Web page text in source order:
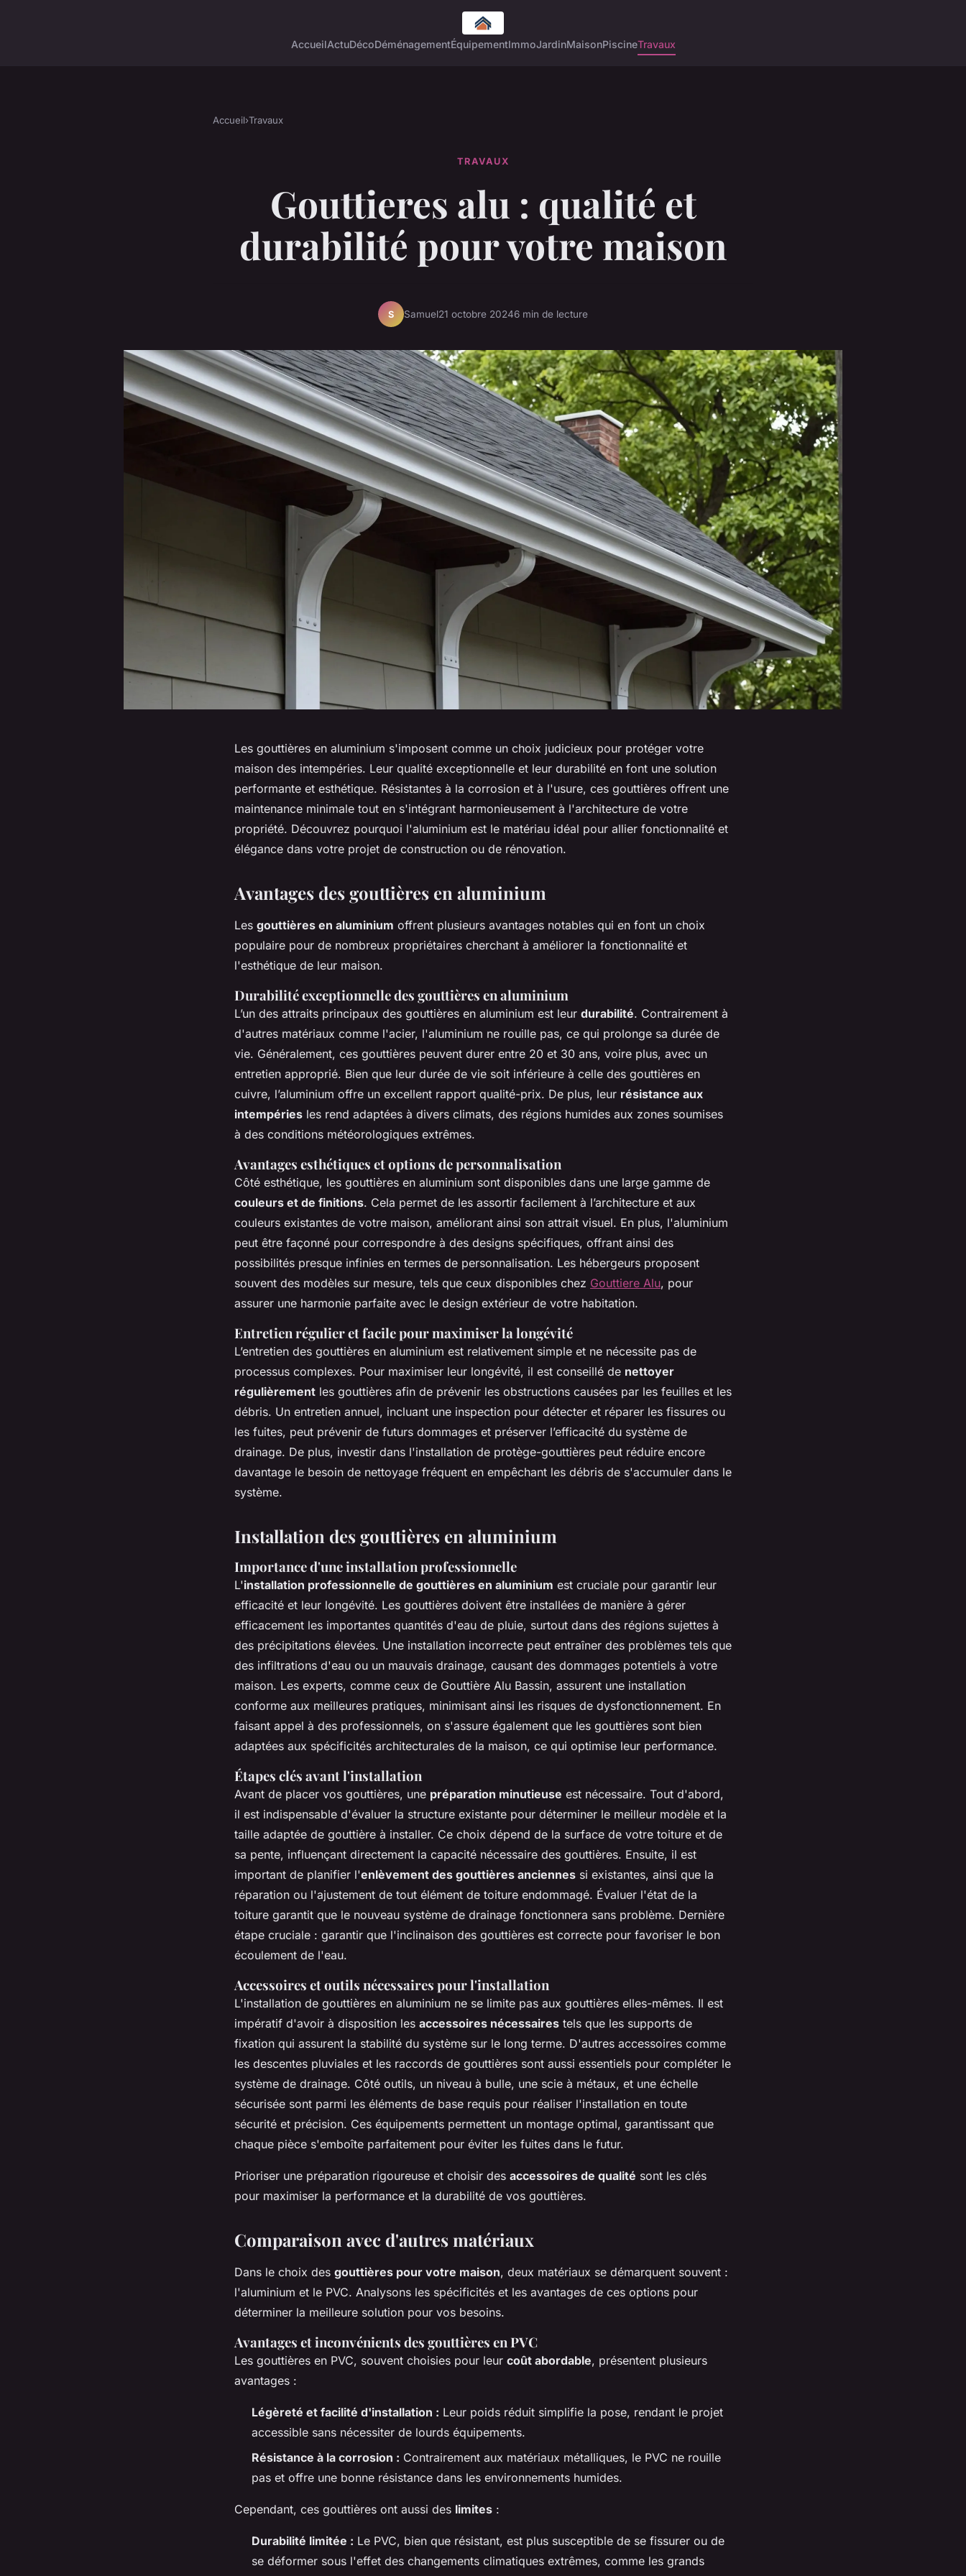
AccueilActuDécoDéménagementÉquipementImmoJardinMaisonPiscineTravaux
Accueil›Travaux
TRAVAUX
Gouttieres alu : qualité et
durabilité pour votre maison
S Samuel21 octobre 20246 min de lecture
Les gouttières en aluminium s'imposent comme un choix judicieux pour protéger votre
maison des intempéries. Leur qualité exceptionnelle et leur durabilité en font une solution
performante et esthétique. Résistantes à la corrosion et à l'usure, ces gouttières offrent une
maintenance minimale tout en s'intégrant harmonieusement à l'architecture de votre
propriété. Découvrez pourquoi l'aluminium est le matériau idéal pour allier fonctionnalité et
élégance dans votre projet de construction ou de rénovation.
Avantages des gouttières en aluminium
Les gouttières en aluminium offrent plusieurs avantages notables qui en font un choix
populaire pour de nombreux propriétaires cherchant à améliorer la fonctionnalité et
l'esthétique de leur maison.
Durabilité exceptionnelle des gouttières en aluminium
L’un des attraits principaux des gouttières en aluminium est leur durabilité. Contrairement à
d'autres matériaux comme l'acier, l'aluminium ne rouille pas, ce qui prolonge sa durée de
vie. Généralement, ces gouttières peuvent durer entre 20 et 30 ans, voire plus, avec un
entretien approprié. Bien que leur durée de vie soit inférieure à celle des gouttières en
cuivre, l’aluminium offre un excellent rapport qualité-prix. De plus, leur résistance aux
intempéries les rend adaptées à divers climats, des régions humides aux zones soumises
à des conditions météorologiques extrêmes.
Avantages esthétiques et options de personnalisation
Côté esthétique, les gouttières en aluminium sont disponibles dans une large gamme de
couleurs et de finitions. Cela permet de les assortir facilement à l’architecture et aux
couleurs existantes de votre maison, améliorant ainsi son attrait visuel. En plus, l'aluminium
peut être façonné pour correspondre à des designs spécifiques, offrant ainsi des
possibilités presque infinies en termes de personnalisation. Les hébergeurs proposent
souvent des modèles sur mesure, tels que ceux disponibles chez Gouttiere Alu, pour
assurer une harmonie parfaite avec le design extérieur de votre habitation.
Entretien régulier et facile pour maximiser la longévité
L’entretien des gouttières en aluminium est relativement simple et ne nécessite pas de
processus complexes. Pour maximiser leur longévité, il est conseillé de nettoyer
régulièrement les gouttières afin de prévenir les obstructions causées par les feuilles et les
débris. Un entretien annuel, incluant une inspection pour détecter et réparer les fissures ou
les fuites, peut prévenir de futurs dommages et préserver l’efficacité du système de
drainage. De plus, investir dans l'installation de protège-gouttières peut réduire encore
davantage le besoin de nettoyage fréquent en empêchant les débris de s'accumuler dans le
système.
Installation des gouttières en aluminium
Importance d'une installation professionnelle
L'installation professionnelle de gouttières en aluminium est cruciale pour garantir leur
efficacité et leur longévité. Les gouttières doivent être installées de manière à gérer
efficacement les importantes quantités d'eau de pluie, surtout dans des régions sujettes à
des précipitations élevées. Une installation incorrecte peut entraîner des problèmes tels que
des infiltrations d'eau ou un mauvais drainage, causant des dommages potentiels à votre
maison. Les experts, comme ceux de Gouttière Alu Bassin, assurent une installation
conforme aux meilleures pratiques, minimisant ainsi les risques de dysfonctionnement. En
faisant appel à des professionnels, on s'assure également que les gouttières sont bien
adaptées aux spécificités architecturales de la maison, ce qui optimise leur performance.
Étapes clés avant l'installation
Avant de placer vos gouttières, une préparation minutieuse est nécessaire. Tout d'abord,
il est indispensable d'évaluer la structure existante pour déterminer le meilleur modèle et la
taille adaptée de gouttière à installer. Ce choix dépend de la surface de votre toiture et de
sa pente, influençant directement la capacité nécessaire des gouttières. Ensuite, il est
important de planifier l'enlèvement des gouttières anciennes si existantes, ainsi que la
réparation ou l'ajustement de tout élément de toiture endommagé. Évaluer l'état de la
toiture garantit que le nouveau système de drainage fonctionnera sans problème. Dernière
étape cruciale : garantir que l'inclinaison des gouttières est correcte pour favoriser le bon
écoulement de l'eau.
Accessoires et outils nécessaires pour l'installation
L'installation de gouttières en aluminium ne se limite pas aux gouttières elles-mêmes. Il est
impératif d'avoir à disposition les accessoires nécessaires tels que les supports de
fixation qui assurent la stabilité du système sur le long terme. D'autres accessoires comme
les descentes pluviales et les raccords de gouttières sont aussi essentiels pour compléter le
système de drainage. Côté outils, un niveau à bulle, une scie à métaux, et une échelle
sécurisée sont parmi les éléments de base requis pour réaliser l'installation en toute
sécurité et précision. Ces équipements permettent un montage optimal, garantissant que
chaque pièce s'emboîte parfaitement pour éviter les fuites dans le futur.
Prioriser une préparation rigoureuse et choisir des accessoires de qualité sont les clés
pour maximiser la performance et la durabilité de vos gouttières.
Comparaison avec d'autres matériaux
Dans le choix des gouttières pour votre maison, deux matériaux se démarquent souvent :
l'aluminium et le PVC. Analysons les spécificités et les avantages de ces options pour
déterminer la meilleure solution pour vos besoins.
Avantages et inconvénients des gouttières en PVC
Les gouttières en PVC, souvent choisies pour leur coût abordable, présentent plusieurs
avantages :
Légèreté et facilité d'installation : Leur poids réduit simplifie la pose, rendant le projet
accessible sans nécessiter de lourds équipements.
Résistance à la corrosion : Contrairement aux matériaux métalliques, le PVC ne rouille
pas et offre une bonne résistance dans les environnements humides.
Cependant, ces gouttières ont aussi des limites :
Durabilité limitée : Le PVC, bien que résistant, est plus susceptible de se fissurer ou de
se déformer sous l'effet des changements climatiques extrêmes, comme les grands